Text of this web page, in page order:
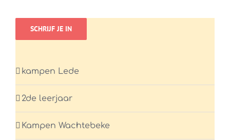
SCHRIJF JE IN
kampen Lede
2de leerjaar
Kampen Wachtebeke